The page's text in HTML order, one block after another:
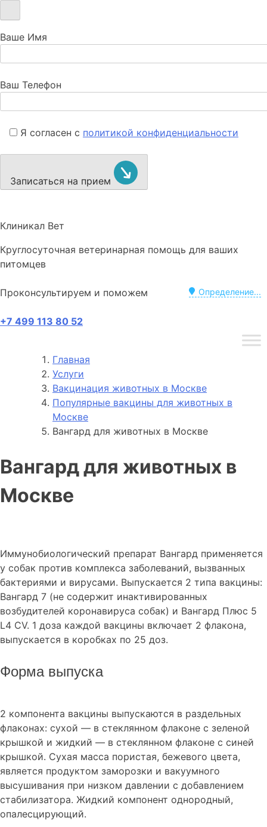
Ваше Имя
Ваш Телефон
Я согласен с политикой конфиденциальности
Записаться на прием
Клиникал Вет
Круглосуточная ветеринарная помощь для ваших
питомцев
Определение...
Проконсультируем и поможем
+7 499 113 80 52
Главная
Услуги
Вакцинация животных в Москве
Популярные вакцины для животных в
Москве
Вангард для животных в Москве
Вангард для животных в
Москве
Иммунобиологический препарат Вангард применяется
у собак против комплекса заболеваний, вызванных
бактериями и вирусами. Выпускается 2 типа вакцины:
Вангард 7 (не содержит инактивированных
возбудителей коронавируса собак) и Вангард Плюс 5
L4 CV. 1 доза каждой вакцины включает 2 флакона,
выпускается в коробках по 25 доз.
Форма выпуска
2 компонента вакцины выпускаются в раздельных
флаконах: сухой — в стеклянном флаконе с зеленой
крышкой и жидкий — в стеклянном флаконе с синей
крышкой. Сухая масса пористая, бежевого цвета,
является продуктом заморозки и вакуумного
высушивания при низком давлении с добавлением
стабилизатора. Жидкий компонент однородный,
опалесцирующий.